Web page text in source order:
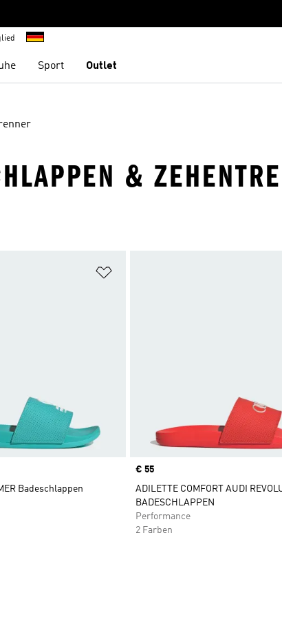
Sport Outlet
&
Badeschlappen
Price
€ 55
ADILETTE COMFORT AUDI
BADESCHLAPPEN
Performance
2 Farben